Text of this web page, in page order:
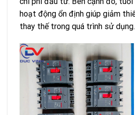
hoạt động ổn định giúp giảm
thay thế trong quá trình sử dụng.